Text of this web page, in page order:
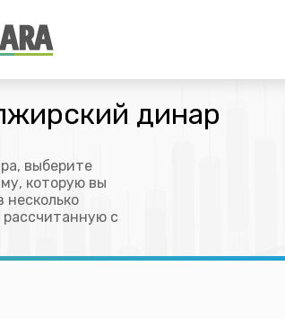
динар
выберите
которую вы
несколько
с